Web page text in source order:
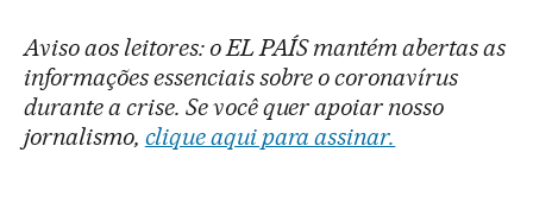
Aviso aos leitores: o EL PAÍS mantém abertas as
informações essenciais sobre o coronavírus
durante a crise. Se você quer apoiar nosso
jornalismo, clique aqui para assinar.